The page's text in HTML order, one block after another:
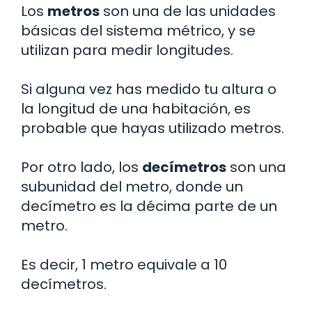
Los metros son una de las unidades
básicas del sistema métrico, y se
utilizan para medir longitudes.
Si alguna vez has medido tu altura o
la longitud de una habitación, es
probable que hayas utilizado metros.
Por otro lado, los decímetros son una
subunidad del metro, donde un
decímetro es la décima parte de un
metro.
Es decir, 1 metro equivale a 10
decímetros.